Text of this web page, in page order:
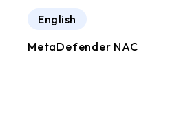
English
MetaDefender NAC